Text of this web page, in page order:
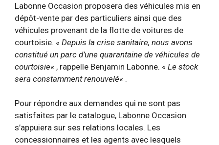
Labonne Occasion proposera des véhicules mis en
dépôt-vente par des particuliers ainsi que des
véhicules provenant de la flotte de voitures de
courtoisie. « Depuis la crise sanitaire, nous avons
constitué un parc d’une quarantaine de véhicules de
courtoisie« , rappelle Benjamin Labonne. « Le stock
sera constamment renouvelé« .
Pour répondre aux demandes qui ne sont pas
satisfaites par le catalogue, Labonne Occasion
s’appuiera sur ses relations locales. Les
concessionnaires et les agents avec lesquels